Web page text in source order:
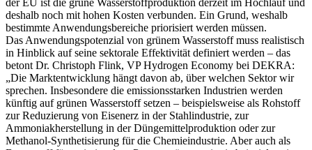
der EU ist die grüne Wasserstoffproduktion derzeit im Hochlauf und
deshalb noch mit hohen Kosten verbunden. Ein Grund, weshalb
bestimmte Anwendungsbereiche priorisiert werden müssen.
Das Anwendungspotenzial von grünem Wasserstoff muss realistisch
in Hinblick auf seine sektorale Effektivität definiert werden – das
betont Dr. Christoph Flink, VP Hydrogen Economy bei DEKRA:
„Die Marktentwicklung hängt davon ab, über welchen Sektor wir
sprechen. Insbesondere die emissionsstarken Industrien werden
künftig auf grünen Wasserstoff setzen – beispielsweise als Rohstoff
zur Reduzierung von Eisenerz in der Stahlindustrie, zur
Ammoniakherstellung in der Düngemittelproduktion oder zur
Methanol-Synthetisierung für die Chemieindustrie. Aber auch als